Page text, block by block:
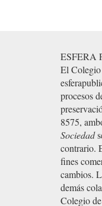
ESFERA
El Colegio
procesos
8575,
Sociedad
contrario.
fines
cambios.
demás
Colegio